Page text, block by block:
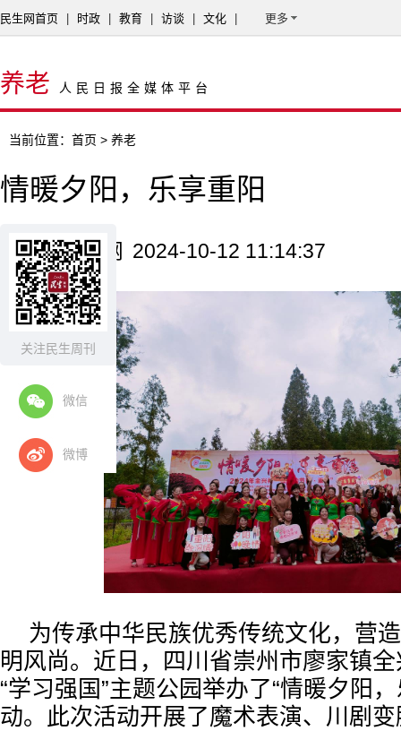
关注民生周刊
微信
微博
民生网首页 时政 教育 访谈 文化 更多
养老 人民日报全媒体平台
当前位置： 首页 > 养老
情暖夕阳，乐享重阳
来源：民生网 2024-10-12 11:14:37
为传承中华民族优秀传统文化，营
明风尚。近日，四川省崇州市廖家镇
“学习强国”主题公园举办了“情暖夕阳
动。此次活动开展了魔术表演、川剧